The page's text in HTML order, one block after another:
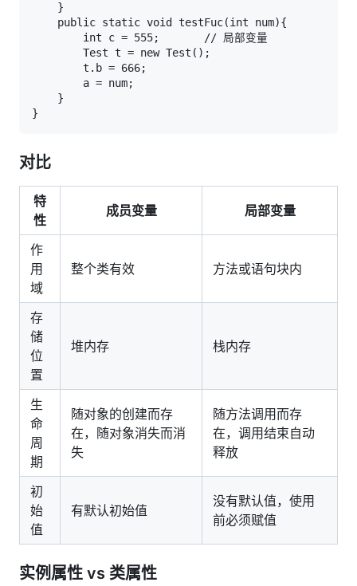
    }
    public static void testFuc(int num){
        int c = 555;       // 局部变量
        Test t = new Test();
        t.b = 666;
        a = num;
    }
对比
特
性
成员变量 局部变量
作
用
域
整个类有效 方法或语句块内
存
储
位
置
堆内存 栈内存
生
命
周
期
随对象的创建而存
在，随对象消失而消
失
随方法调用而存
在，调用结束自动
释放
初
始
值
有默认初始值
没有默认值，使用
前必须赋值
实例属性 vs 类属性